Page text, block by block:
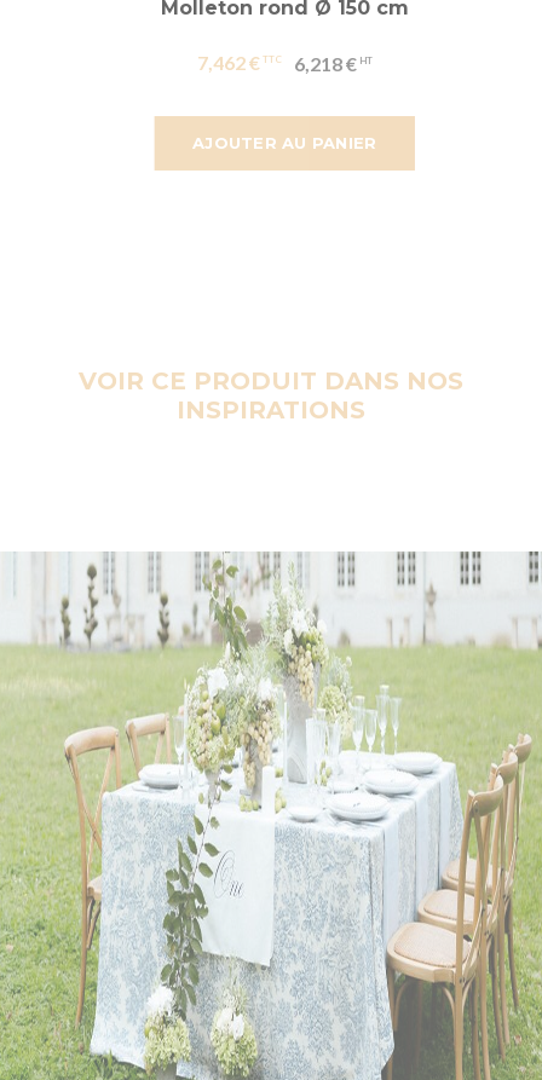
AJOUTER AU PANIER
Molleton rond Ø 150 cm
7,462 € 6,218 €
VOIR CE PRODUIT DANS NOS
INSPIRATIONS